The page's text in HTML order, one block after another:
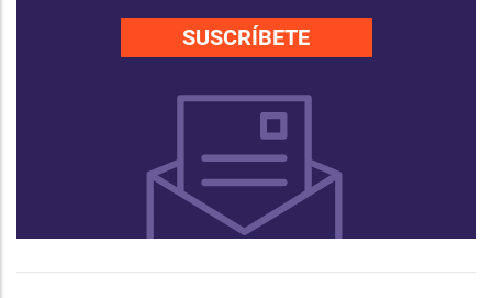
SUSCRÍBETE